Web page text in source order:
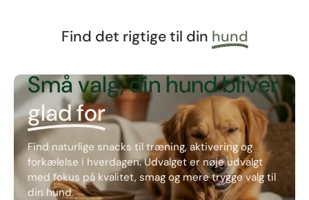
Find det rigtige til din hund
Små valg, din hund bliver
glad for
Find naturlige snacks til træning, aktivering og
forkælelse i hverdagen. Udvalget er nøje udvalgt
med fokus på kvalitet, smag og mere trygge valg til
din hund.